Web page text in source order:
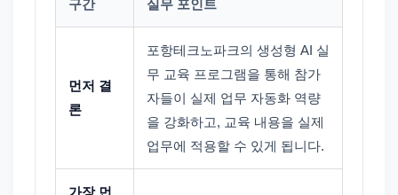
구간 실무 포인트
먼저 결
론
포항테크노파크의 생성형 AI 실
무 교육 프로그램을 통해 참가
자들이 실제 업무 자동화 역량
을 강화하고, 교육 내용을 실제
업무에 적용할 수 있게 됩니다.